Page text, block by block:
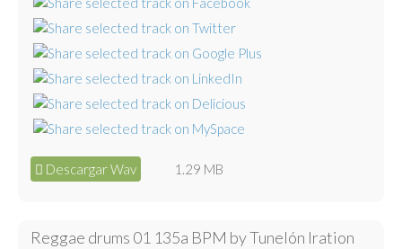
Descargar Wav 1.29 MB
Reggae drums 01 135a BPM by Tunelón Iration